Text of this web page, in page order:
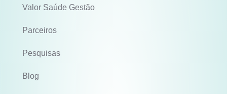
Valor Saúde Gestão
Parceiros
Pesquisas
Blog